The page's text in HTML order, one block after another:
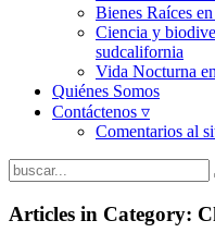
Bienes Raíces
Ciencia y
sudcalifornia
Vida Nocturna
Quiénes Somos
Contáctenos ▿
Comentarios al
Articles in Category: